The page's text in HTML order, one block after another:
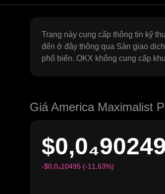
Trang này cung cấp thông tin kỹ
đến ở đây thông qua Sàn giao
phổ biến. OKX không cung cấp
Giá America Maximalist
$0,0₄90249
-$0,0₄10495 (-11,63%)